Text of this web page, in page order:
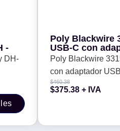
-
DH-
Poly Blackwire
USB-C con
Monoaural,
Teams
Poly Blackwire
con adaptador
certificacion
$460.38
$375.38 + IVA